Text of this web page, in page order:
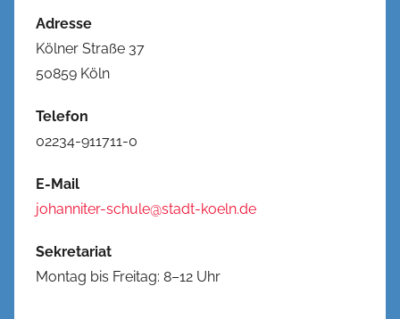
Adresse
Kölner Straße 37
50859 Köln
Telefon
02234-911711-0
E-Mail
johanniter-schule@stadt-koeln.de
Sekretariat
Montag bis Freitag: 8–12 Uhr